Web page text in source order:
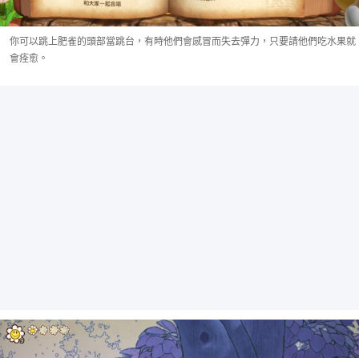
你可以跳上肥雀的頭部當跳台，有時他們會感冒而失去彈力，只要請他們吃水果就
會痊愈。